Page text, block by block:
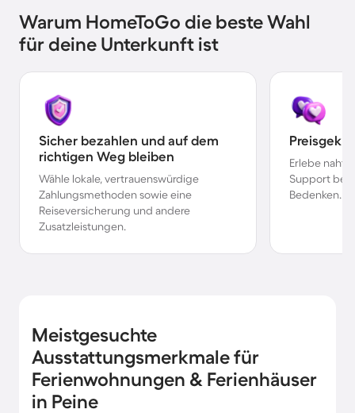
Warum HomeToGo die beste Wahl
für deine Unterkunft ist
Sicher bezahlen und auf dem
richtigen Weg bleiben
Wähle lokale, vertrauenswürdige
Zahlungsmethoden sowie eine
Reiseversicherung und andere
Zusatzleistungen.
Erlebe
Support bei
Bedenken.
Meistgesuchte
Ausstattungsmerkmale für
Ferienwohnungen & Ferienhäuser
in Peine